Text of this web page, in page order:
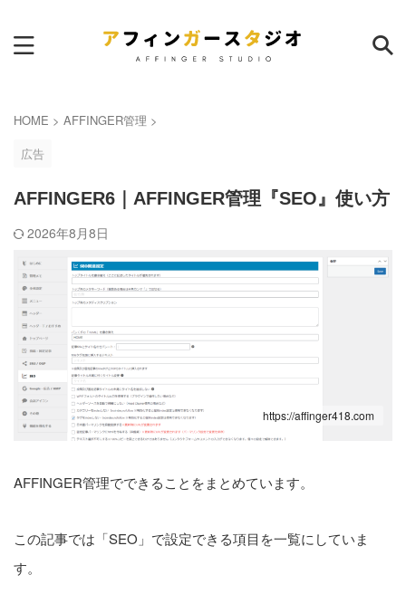
ランキング
本日 週間 月間
AFFINGER6｜サイトマップ作
成のおすすめプラグイン
Google Search Console｜登
録方法と使い方
1pv
HOME > AFFINGER管理 >
広告
AFFINGER6｜AFFINGER管理『SEO』使い方
2026年8月8日
https://affinger418.com
AFFINGER管理でできることをまとめています。
この記事では「SEO」で設定できる項目を一覧にしていま
す。